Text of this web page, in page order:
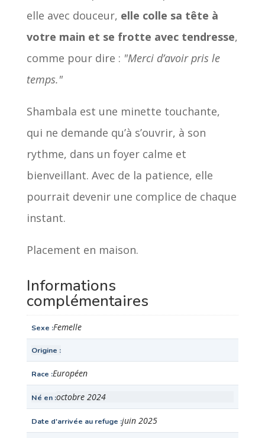
elle avec douceur, elle colle sa tête à
votre main et se frotte avec tendresse,
comme pour dire : "Merci d’avoir pris le
temps."
Shambala est une minette touchante,
qui ne demande qu’à s’ouvrir, à son
rythme, dans un foyer calme et
bienveillant. Avec de la patience, elle
pourrait devenir une complice de chaque
instant.
Placement en maison.
Informations
complémentaires
Sexe Femelle
Origine
Race Européen
Né en octobre 2024
Date d'arrivée au refuge juin 2025